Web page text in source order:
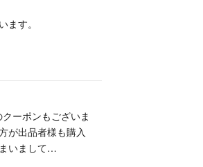
ます。
ーポンもございま
が出品者様も購入
いまして…